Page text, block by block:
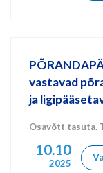
vastavad
ja
Osavõtt tasuta.
10.10
2025